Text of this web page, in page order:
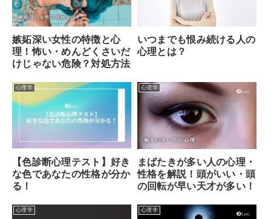
嫉妬深い女性の特徴と心
理！怖い・めんどくさいだ
けじゃない危険？対処方法
いつまでも恨み続ける人の
心理とは？
心理学
【色診断心理テスト】好き
な色であなたの性格が分か
る！
心理学
まばたきが多い人の心理・
性格を解説！頭がいい・頭
の回転が早い天才が多い！
心理学 心理学